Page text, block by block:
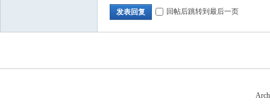
发表回复 回帖后跳转到最后一页